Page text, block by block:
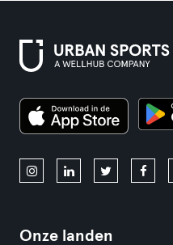
Onze landen